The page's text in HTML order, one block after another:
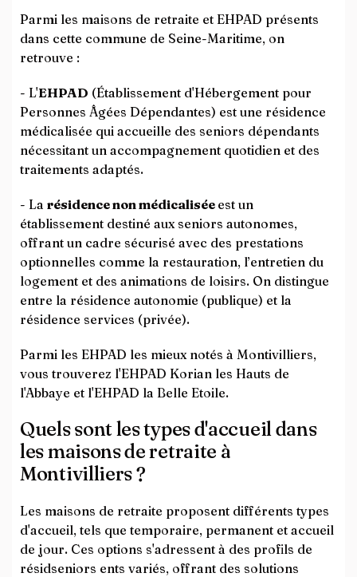
Parmi les maisons de retraite et EHPAD présents
dans cette commune de Seine-Maritime, on
retrouve :
- L'EHPAD (Établissement d'Hébergement pour
Personnes Âgées Dépendantes) est une résidence
médicalisée qui accueille des seniors dépendants
nécessitant un accompagnement quotidien et des
traitements adaptés.
- La résidence non médicalisée est un
établissement destiné aux seniors autonomes,
offrant un cadre sécurisé avec des prestations
optionnelles comme la restauration, l’entretien du
logement et des animations de loisirs. On distingue
entre la résidence autonomie (publique) et la
résidence services (privée).
Parmi les EHPAD les mieux notés à Montivilliers,
vous trouverez l'EHPAD Korian les Hauts de
l'Abbaye et l'EHPAD la Belle Etoile.
Quels sont les types d'accueil dans
les maisons de retraite à
Montivilliers ?
Les maisons de retraite proposent différents types
d'accueil, tels que temporaire, permanent et accueil
de jour. Ces options s'adressent à des profils de
résidseniors ents variés, offrant des solutions